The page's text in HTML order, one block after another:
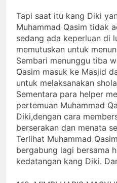
Tapi saat itu kang Diki
Muhammad Qasim tidak
sedang ada keperluan di
memutuskan untuk
Sembari menunggu tiba
Qasim masuk ke Masjid
untuk melaksanakan
Sementara para helper
pertemuan Muhammad
Diki,dengan cara
berserakan dan menata
Terlihat Muhammad
bergabung lagi bersama
kedatangan kang Diki.